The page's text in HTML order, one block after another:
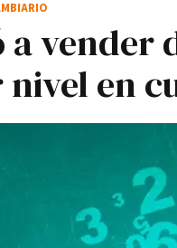
a vender
en